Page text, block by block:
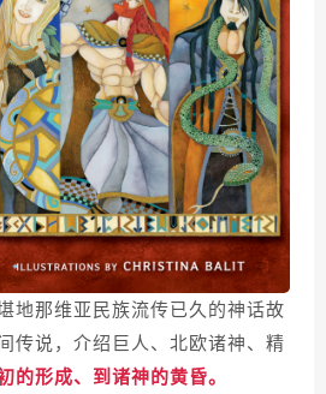
地那维亚民族流传已久的神话故
传说，介绍巨人、北欧诸神、精
的形成、到诸神的黄昏。